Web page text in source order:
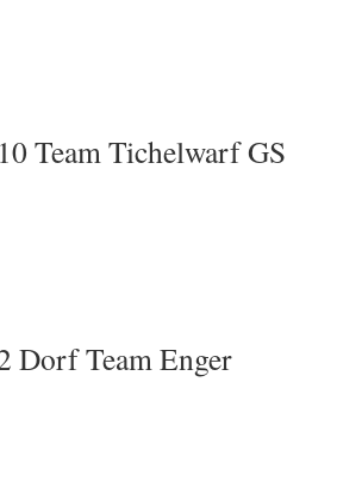
Team Tichelwarf GS
Dorf Team Enger